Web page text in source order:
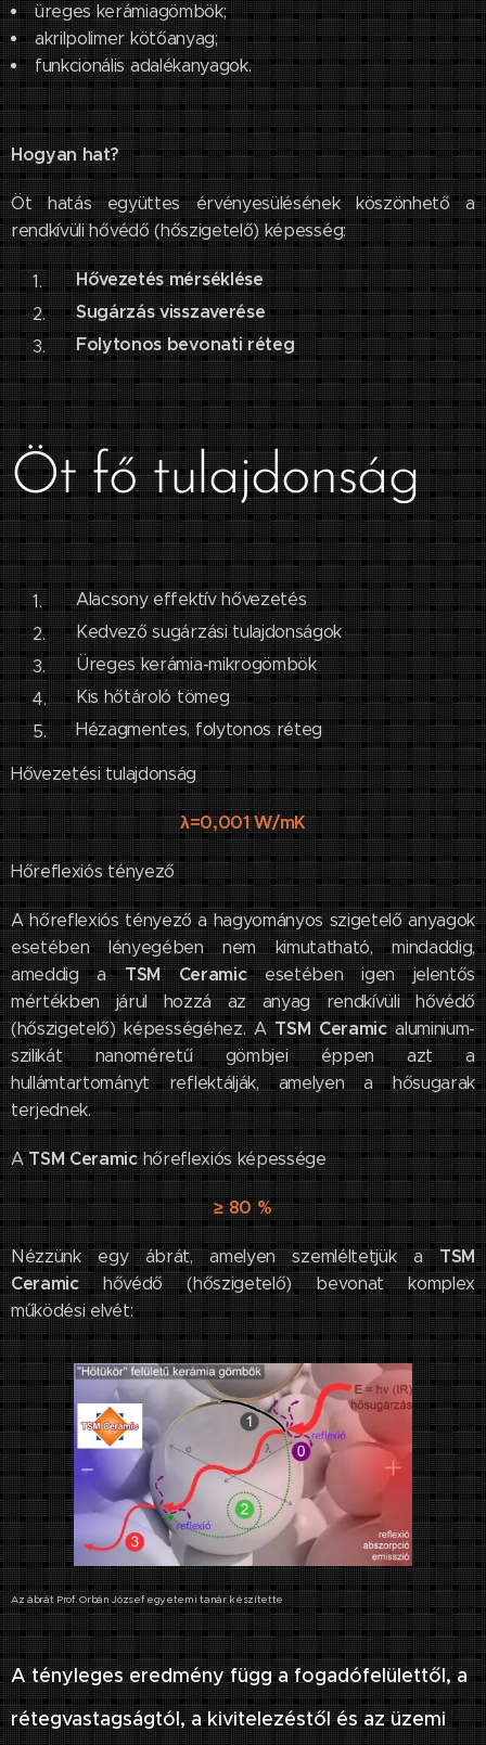
üreges kerámiagömbök;
akrilpolimer kötőanyag;
funkcionális adalékanyagok.
Hogyan hat?
Öt hatás együttes érvényesülésének köszönhető a
rendkívüli hővédő (hőszigetelő) képesség:
Hővezetés mérséklése
Sugárzás visszaverése
Folytonos bevonati réteg
Öt fő tulajdonság
Alacsony effektív hővezetés
Kedvező sugárzási tulajdonságok
Üreges kerámia-mikrogömbök
Kis hőtároló tömeg
Hézagmentes, folytonos réteg
Hővezetési tulajdonság
λ=0,001 W/mK
Hőreflexiós tényező
A hőreflexiós tényező a hagyományos szigetelő anyagok
esetében lényegében nem kimutatható, mindaddig,
ameddig aTSM Ceramicesetében igen jelentős
mértékben járul hozzá az anyag rendkívüli hővédő
(hőszigetelő) képességéhez. ATSM Ceramicaluminium-
szilikát nanoméretű gömbjei éppen azt a
hullámtartományt reflektálják, amelyen a hősugarak
terjednek.
ATSM Ceramichőreflexiós képessége
≥ 80 %
Nézzünk egy ábrát, amelyen szemléltetjük a TSM
Ceramichővédő (hőszigetelő) bevonat komplex
működési elvét:
Az ábrát Prof. Orbán József egyetemi tanár készítette
A tényleges eredmény függ a fogadófelülettől, a
rétegvastagságtól, a kivitelezéstől és az üzemi